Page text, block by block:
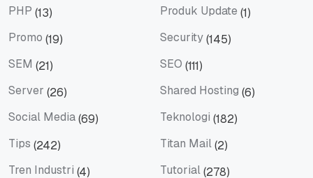
PHP (13) Produk Update (1)
Promo (19) Security(145)
SEM (21) SEO (111)
Server (26) Shared Hosting (6)
Social Media(69) Teknologi (182)
Tips (242) Titan Mail(2)
Tren Industri (4) Tutorial(278)